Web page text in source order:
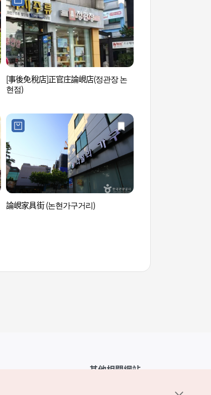
[事後免稅店]正官庄論峴店(정관장 논
현점)
論峴家具街 (논현가구거리)
其他相關網站